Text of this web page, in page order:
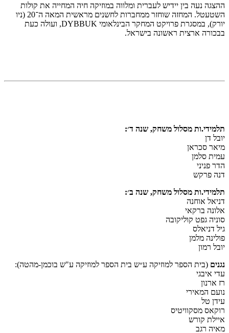
ההצגה נעה בין יידיש לעברית ומלווה במוזיקה חיה המחייה את קולות
השטעטל. המחזה שוחזר ממחברות לחשנים מראשית המאה ה־20 (ניו
יורק), במסגרת פרויקט המחקר הבינלאומי DYBBUK, ועולה כעת
בבכורה ארצית ראשונה בישראל.
תלמידי.ות מסלול משחק, שנה ד׳:
יובל דן
מיאר סכראן
עמית סלמן
הדר פניני
דנה פרקש
תלמידי.ות מסלול משחק, שנה ב׳:
דניאל אוחנה
אלונה ברקאי
סוניה גפט קוליקובה
גיל דניאלס
פולינה מלמן
יובל רמון
נגנים (בית הספר למוזיקה ע״ש בית הספר למוזיקה ע"ש בוכמן-מהטה):
עדי איבגי
רז ארנון
נועם המאירי
עידן טל
רוקאס מסקוויטיס
איילת קורש
מאיה רגב